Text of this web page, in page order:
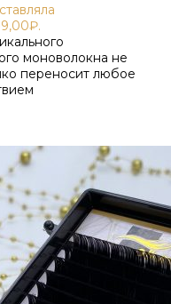
моноволокна не
переносит любое